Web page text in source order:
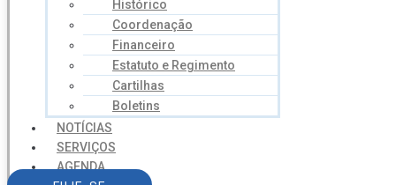
Histórico
Coordenação
Financeiro
Estatuto e Regimento
Cartilhas
Boletins
NOTÍCIAS
SERVIÇOS
AGENDA